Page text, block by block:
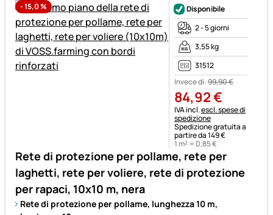
-15,0%
Rete di protezione per pollame, rete per
laghetti, rete per voliere, rete di protezione
per rapaci, 10x10 m, nera
Rete di protezione per pollame, lunghezza 10 m,
Disponibile
2 - 5 giorni
3,55 kg
31512
Invece di:99,90€
84,92€
Informazioni fiscali:
IVA incl.escl. spese di
spedizione
Spedizione gratuita a
partire da 149 €
1 m² = 0,85€